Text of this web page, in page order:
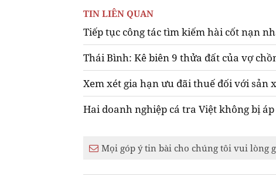
TIN LIÊN QUAN
Tiếp tục công tác tìm kiếm hài cốt nạn
Thái Bình: Kê biên 9 thửa đất của vợ
Xem xét gia hạn ưu đãi thuế đối với sản
Hai doanh nghiệp cá tra Việt không bị
Mọi góp ý tin bài cho chúng tôi vui lòng